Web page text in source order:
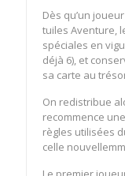
Dès qu’un
tuiles Aventure,
spéciales en
déjà 6), et
sa carte au
On redistribue
recommence
règles utilisées
celle